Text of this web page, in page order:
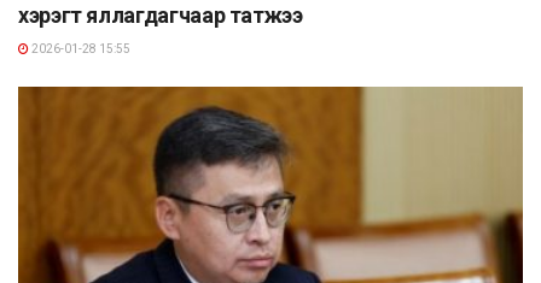
хэрэгт яллагдагчаар татжээ
2026-01-28 15:55